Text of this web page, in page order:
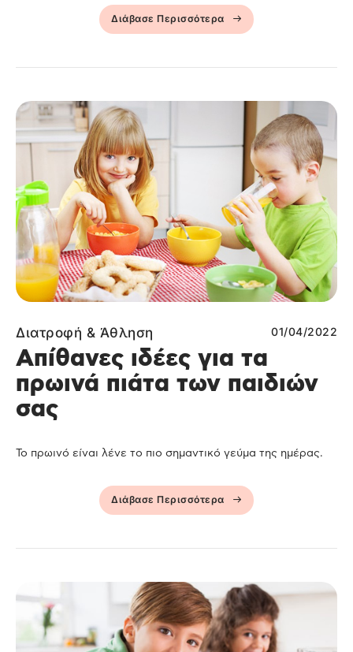
Διάβασε Περισσότερα
Διατροφή & Άθληση 01/04/2022
Απίθανες ιδέες για τα
πρωινά πιάτα των παιδιών
σας
Το πρωινό είναι λένε το πιο σημαντικό γεύμα της ημέρας.
Διάβασε Περισσότερα